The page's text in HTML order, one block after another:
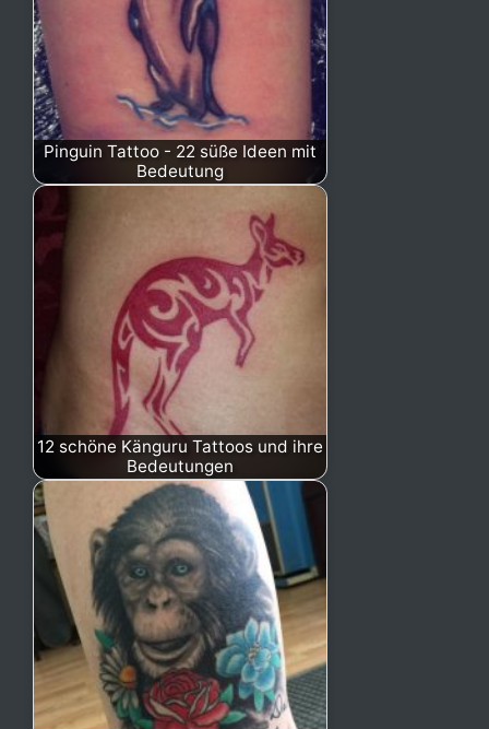
Pinguin Tattoo - 22 süße Ideen mit
Bedeutung
12 schöne Känguru Tattoos und ihre
Bedeutungen